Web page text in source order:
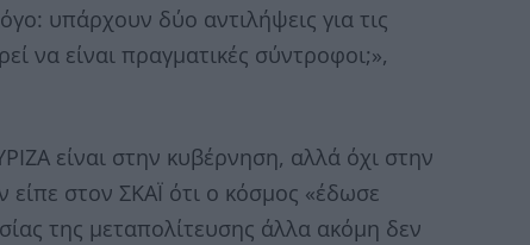
υπάρχουν δύο αντιλήψεις για τις
να είναι πραγματικές σύντροφοι;»,
είναι στην κυβέρνηση, αλλά όχι στην
στον ΣΚΑΪ ότι ο κόσμος «έδωσε
της μεταπολίτευσης άλλα ακόμη δεν